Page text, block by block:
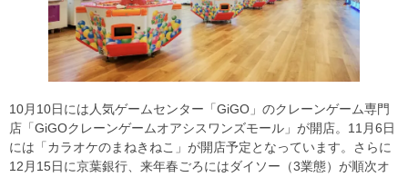
10月10日には人気ゲームセンター「GiGO」のクレーンゲーム専門
店「GiGOクレーンゲームオアシスワンズモール」が開店。11月6日
には「カラオケのまねきねこ」が開店予定となっています。さらに
12月15日に京葉銀行、来年春ごろにはダイソー（3業態）が順次オ